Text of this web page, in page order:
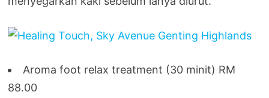
Aroma foot relax treatment (30 minit) RM
88.00